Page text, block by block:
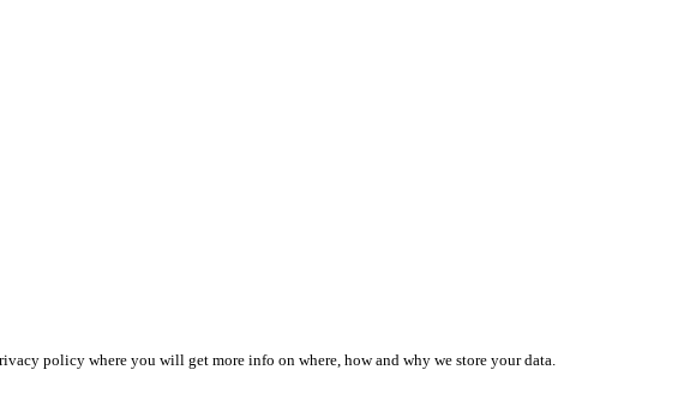
policy where you will get more info on where, how and why we store your data.